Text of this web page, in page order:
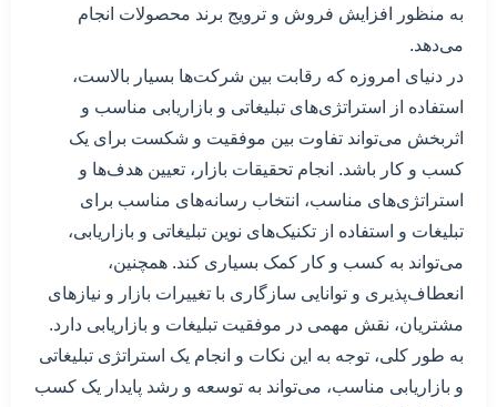
به منظور افزایش فروش و ترویج برند محصولات انجام
می‌دهد.
در دنیای امروزه که رقابت بین شرکت‌ها بسیار بالاست،
استفاده از استراتژی‌های تبلیغاتی و بازاریابی مناسب و
اثربخش می‌تواند تفاوت بین موفقیت و شکست برای یک
کسب و کار باشد. انجام تحقیقات بازار، تعیین هدف‌ها و
استراتژی‌های مناسب، انتخاب رسانه‌های مناسب برای
تبلیغات و استفاده از تکنیک‌های نوین تبلیغاتی و بازاریابی،
می‌تواند به کسب و کار کمک بسیاری کند. همچنین،
انعطاف‌پذیری و توانایی سازگاری با تغییرات بازار و نیازهای
مشتریان، نقش مهمی در موفقیت تبلیغات و بازاریابی دارد.
به طور کلی، توجه به این نکات و انجام یک استراتژی تبلیغاتی
و بازاریابی مناسب، می‌تواند به توسعه و رشد پایدار یک کسب